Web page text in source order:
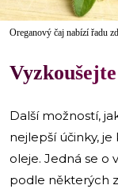
Oreganový čaj nabízí řadu
Další možností,
nejlepší účinky,
oleje. Jedná se o
podle některých